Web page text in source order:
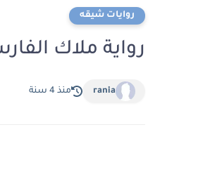
روايات شيقه
رواية ملاك
rania منذ 4 سنة